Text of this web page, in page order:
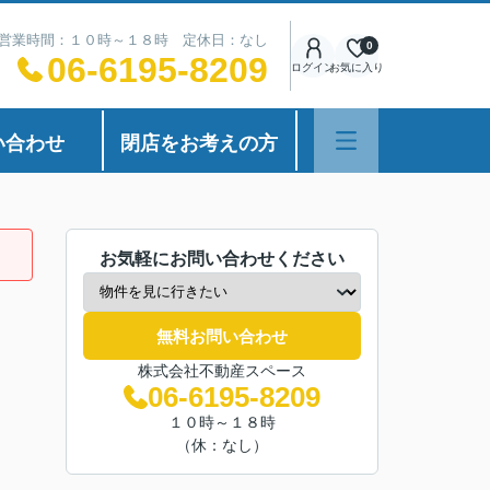
業時間：１０時～１８時 定休日：なし
06-6195-8209 ログインお気に入り
0
合わせ 閉店をお考えの方
お気軽にお問い合わせください
無料お問い合わせ
株式会社不動産スペース
06-6195-8209
１０時～１８時
（休：なし）